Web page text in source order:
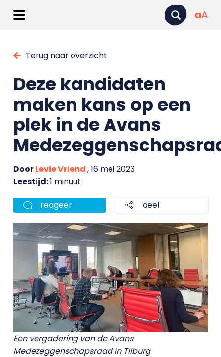
aA
Terug naar overzicht
Deze kandidaten
maken kans op een
plek in de Avans
DoorLevie Vriend, 16 mei 2023
Leestijd:1 minuut
reageer deel
Een vergadering van de Avans
Medezeggenschapsraad in Tilburg